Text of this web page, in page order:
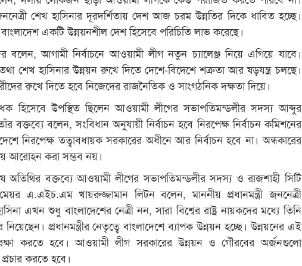
শেখ হাসিনার দূরদর্শিতায় দেশ আজ চরম উন্নতির দিকে ধাবিত হচ্ছে।
বাংলাদেশ একটি উন্নয়নশীল দেশ হিসেবে পরিচিতি লাভ করেছে।
বলেন, আগামী নির্বাচনে আওয়ামী লীগ নতুন চ্যালেঞ্জ নিয়ে এগিয়ে যাবে।
শেখ হাসিনার উন্নয়ন রুখে দিতে দেশে-বিদেশে শত্রুতা আর ষড়যন্ত্র চলছে।
রুখে দিতে হবে নিজেদের রাজনৈতিক ও সাংগঠনিক দক্ষতা দিয়ে।
হিসেবে উপস্থিত ছিলেন আওয়ামী লীগের সভাপতিমন্ডলীর সদস্য আব্দুর
বক্তব্যে বলেন, সংবিধান অনুযায়ী নির্বাচন হবে নিরপেক্ষ নির্বাচন কমিশনের
নিরপেক্ষ তত্বাবধায়ক সরকারের অধীনে আর নির্বাচন হবে না। অন্ধকারের
আরোহন করা সম্ভব নয়।
অতিথির বক্তব্যে আওয়ামী লীগের সভাপতিমন্ডলীর সদস্য ও রাজশাহী সিটি
এ.এইচ.এম খায়রুজ্জামান লিটন বলেন, মাননীয় প্রধানমন্ত্রী জননেত্রী
এখন শুধু বাংলাদেশের নেত্রী নন, সারা বিশ্বের রাষ্ট্র নায়কদের মধ্যে তিনি
প্রধানমন্ত্রীর নেতৃত্বে বাংলাদেশে ব্যাপক উন্নয়ন হচ্ছে। উন্নয়নের এই
রক্ষা করতে হবে। আওয়ামী লীগ সরকারের উন্নয়ন ও গৌরবের অর্জনগুলো
করতে হবে।